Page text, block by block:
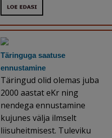
Täringuga saatuse
ennustamine
Täringud olid olemas juba
2000 aastat eKr ning
nendega ennustamine
kujunes välja ilmselt
liisuheitmisest. Tuleviku